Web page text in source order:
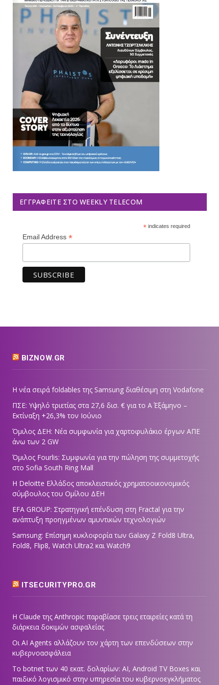
ΕΓΓΡΑΦΕΊΤΕ ΣΤΟ WEEKLY TELECOM
*indicates required
Email Address *
BIZNOW.GR
Η νέα σειρά foldables της Samsung διαθέσιμη στη Vodafone
ΠΣΕ: Υψηλό τριετίας στα 27,6 δισ. € για το Α΄ Εξάμηνο –
Εκτίναξη +26,3% τον Ιούνιο
Όμιλος ΔΕΗ: Νέα συμφωνία για χαρτοφυλάκιο έργων ΑΠΕ
άνω των 2 GW
Όμιλος Fourlis: Συμφωνία για την πώληση της συμμετοχής
στο Sofia South Ring Mall
Η Deloitte Ελλάδος αποκλειστικός χρηματοοικονομικός
σύμβουλος του Ομίλου ΔΕΗ
EFA GROUP: Στρατηγική επένδυση στη Fractal για την
ανάπτυξη προηγμένων αμυντικών τεχνολογιών
Samsung: Επίσημη κυκλοφορία των Galaxy Z Fold8 Ultra,
Fold8, Flip8, Watch Ultra2 και Watch9
ITSECURITYPRO.GR
Η Claude της Anthropic παραβίασε τρεις εταιρείες κατά τη
διάρκεια δοκιμών ασφαλείας
Οι AI Agents αλλάζουν τον χάρτη των επενδύσεων στην
κυβερνοασφάλεια
Το botnet των 40 εκατ. δολαρίων: AI, Android TV Boxes και
παιδικό λογισμικό στην υπηρεσία του κυβερνοεγκλήματος